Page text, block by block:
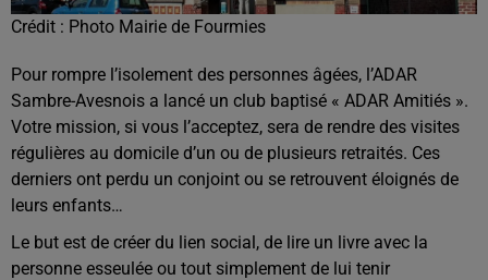
Crédit : Photo Mairie de Fourmies
Pour rompre l’isolement des personnes âgées, l’ADAR
Sambre-Avesnois a lancé un club baptisé « ADAR Amitiés ».
Votre mission, si vous l’acceptez, sera de rendre des visites
régulières au domicile d’un ou de plusieurs retraités. Ces
derniers ont perdu un conjoint ou se retrouvent éloignés de
leurs enfants…
Le but est de créer du lien social, de lire un livre avec la
personne esseulée ou tout simplement de lui tenir